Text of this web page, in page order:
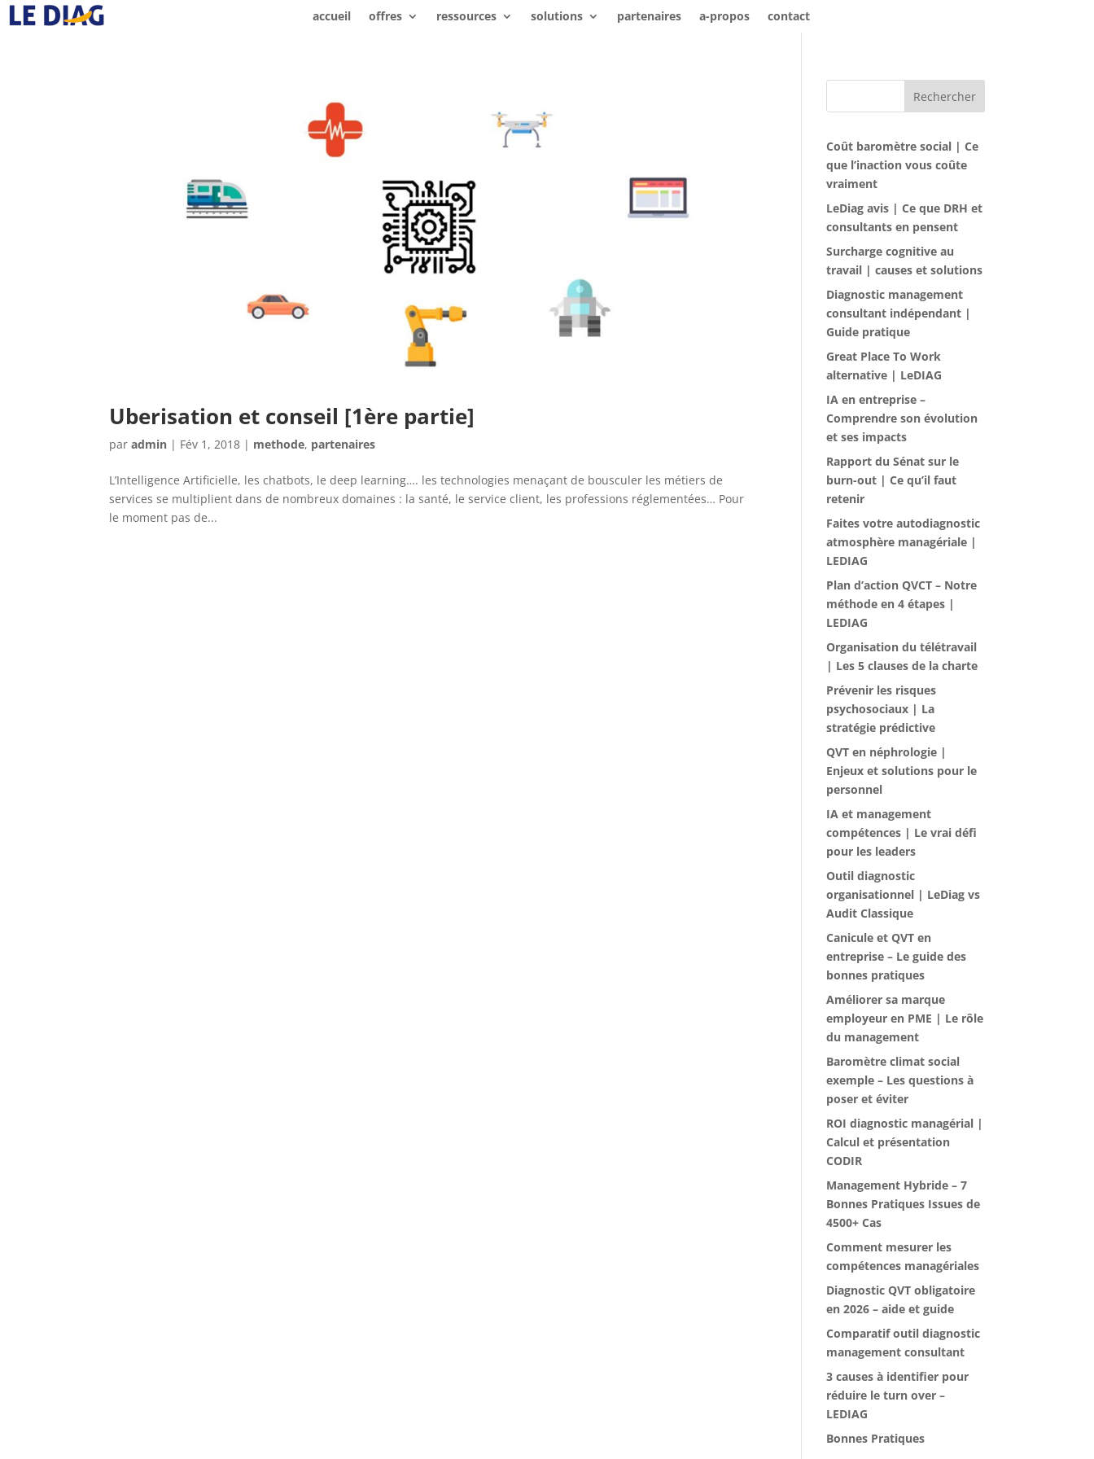
accueil offres ressources solutions partenaires a-propos contact
Uberisation et conseil [1ère partie]
paradmin | Fév 1, 2018 | methode, partenaires
L’Intelligence Artificielle, les chatbots, le deep learning…. les technologies menaçant de bousculer les métiers de
services se multiplient dans de nombreux domaines : la santé, le service client, les professions réglementées… Pour
le moment pas de...
Rechercher
Coût baromètre social | Ce
que l’inaction vous coûte
vraiment
LeDiag avis | Ce que DRH et
consultants en pensent
Surcharge cognitive au
travail | causes et solutions
Diagnostic management
consultant indépendant |
Guide pratique
Great Place To Work
alternative | LeDIAG
IA en entreprise –
Comprendre son évolution
et ses impacts
Rapport du Sénat sur le
burn-out | Ce qu’il faut
retenir
Faites votre autodiagnostic
atmosphère managériale |
LEDIAG
Plan d’action QVCT – Notre
méthode en 4 étapes |
LEDIAG
Organisation du télétravail
| Les 5 clauses de la charte
Prévenir les risques
psychosociaux | La
stratégie prédictive
QVT en néphrologie |
Enjeux et solutions pour le
personnel
IA et management
compétences | Le vrai défi
pour les leaders
Outil diagnostic
organisationnel | LeDiag vs
Audit Classique
Canicule et QVT en
entreprise – Le guide des
bonnes pratiques
Améliorer sa marque
employeur en PME | Le rôle
du management
Baromètre climat social
exemple – Les questions à
poser et éviter
ROI diagnostic managérial |
Calcul et présentation
CODIR
Management Hybride – 7
Bonnes Pratiques Issues de
4500+ Cas
Comment mesurer les
compétences managériales
Diagnostic QVT obligatoire
en 2026 – aide et guide
Comparatif outil diagnostic
management consultant
3 causes à identifier pour
réduire le turn over –
LEDIAG
Bonnes Pratiques